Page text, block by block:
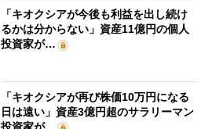
「キオクシアが今後も利益を出し続け
るかは分からない」資産11億円の個人
投資家が…
「キオクシアが再び株価10万円になる
日は遠い」資産3億円超のサラリーマン
投資家が…